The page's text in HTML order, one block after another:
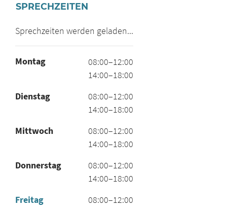
SPRECHZEITEN
Sprechzeiten werden geladen...
Montag
08:00–12:00
14:00–18:00
Dienstag
08:00–12:00
14:00–18:00
Mittwoch
08:00–12:00
14:00–18:00
Donnerstag
08:00–12:00
14:00–18:00
Freitag
08:00–12:00